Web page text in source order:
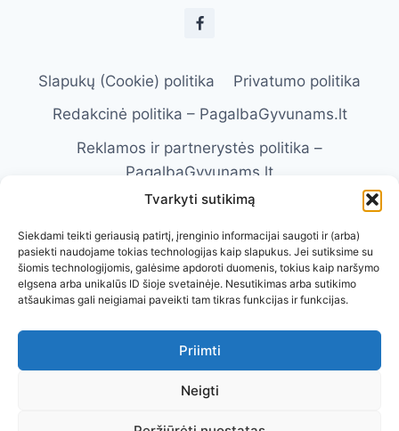
Tvarkyti sutikimą
Siekdami teikti geriausią patirtį, įrenginio informacijai saugoti ir (arba)
pasiekti naudojame tokias technologijas kaip slapukus. Jei sutiksime su
šiomis technologijomis, galėsime apdoroti duomenis, tokius kaip naršymo
elgsena arba unikalūs ID šioje svetainėje. Nesutikimas arba sutikimo
atšaukimas gali neigiamai paveikti tam tikras funkcijas ir funkcijas.
Priimti
Neigti
Slapukų (Cookie) politika
Privatumo politika
Redakcinė politika – PagalbaGyvunams.lt
Reklamos ir partnerystės politika –
PagalbaGyvunams.lt
Atsakomybės apribojimas –
PagalbaGyvunams.lt
Naudojimosi taisyklės – PagalbaGyvunams.lt
Kontaktai
Apie Mus